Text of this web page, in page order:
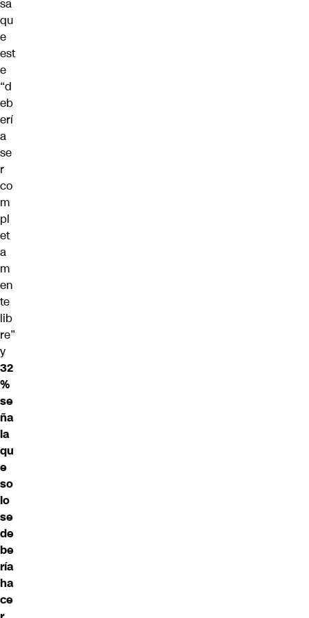
sa
qu
e
est
e
“d
eb
erí
a
se
r
co
m
pl
et
a
m
en
te
lib
re”
y
32
%
se
ña
la
qu
e
so
lo
se
de
be
ría
ha
ce